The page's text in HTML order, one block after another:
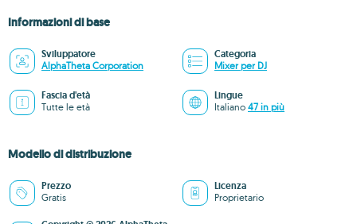
Informazioni di base
Sviluppatore
AlphaTheta Corporation
Categoria
Mixer per DJ
Fascia d'età
Tutte le età
Lingue
Italiano 47 in più
Modello di distribuzione
Prezzo
Gratis
Licenza
Proprietario